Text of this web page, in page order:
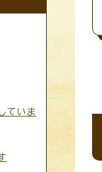
ていま